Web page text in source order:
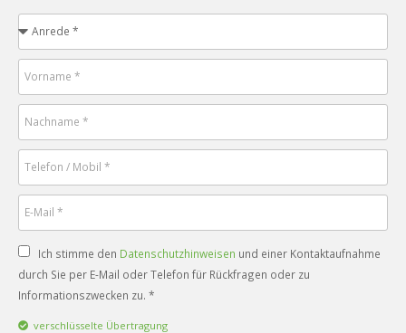
Ich stimme den Datenschutzhinweisen und einer Kontaktaufnahme
durch Sie per E-Mail oder Telefon für Rückfragen oder zu
Informationszwecken zu. *
verschlüsselte Übertragung